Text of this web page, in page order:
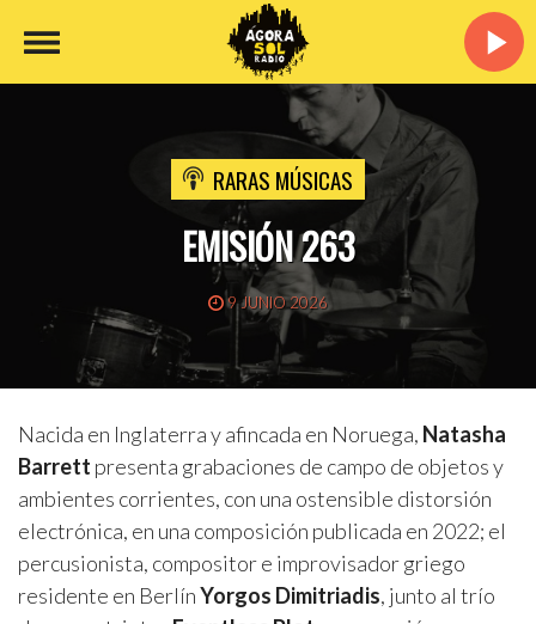
RARAS MÚSICAS
EMISIÓN 263
9 JUNIO 2026
Nacida en Inglaterra y afincada en Noruega, Natasha
Barrett presenta grabaciones de campo de objetos y
ambientes corrientes, con una ostensible distorsión
electrónica, en una composición publicada en 2022; el
percusionista, compositor e improvisador griego
residente en BerlínYorgos Dimitriadis, junto al trío